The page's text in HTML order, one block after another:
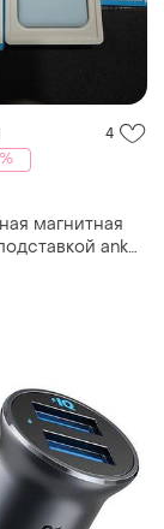
4
магнитная
anker